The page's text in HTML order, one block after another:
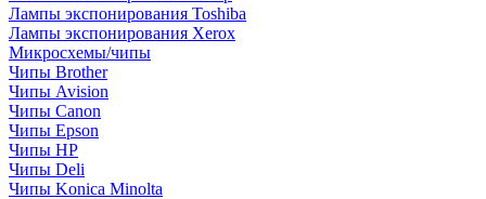
Лампы экспонирования Toshiba
Лампы экспонирования Xerox
Микросхемы/чипы
Чипы Brother
Чипы Avision
Чипы Canon
Чипы Epson
Чипы HP
Чипы Deli
Чипы Konica Minolta